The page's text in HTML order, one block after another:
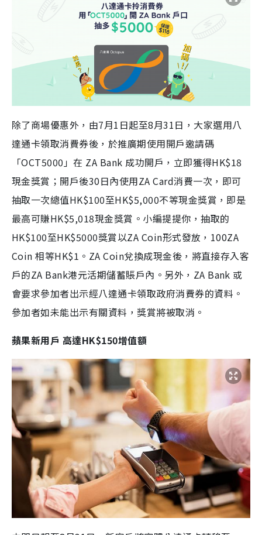
除了商場優惠外，由7月1 日起至8月31日，大家選用八
達通卡領取消費券後，於推廣期使用開戶邀請碼
「OCT5000 」在 ZA Bank 成功開戶，立即獲得HK$18
現金獎賞；開戶後30日內使用ZA Card消費一次，即可
抽取一次總值HK$100至HK$5,000不等現金獎賞，即是
最高可賺HK$5,018現金獎賞。小編提提你，抽取的
HK$100至HK$5000獎賞以ZA Coin形式發放， 100ZA
Coin相等HK$1 。 ZA Coin兌換成現金後，將直接存入客
戶的ZA Bank港元活期儲蓄賬戶內。另外， ZA Bank 或
會要求參加者出示經八達通卡領取政府消費券的資料。
參加者如未能出示有關資料，獎賞將被取消。
蘋果新用戶 高達HK$150增值額